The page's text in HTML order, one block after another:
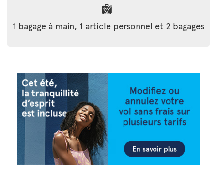
1 bagage à main, 1 article personnel et 2 bagages